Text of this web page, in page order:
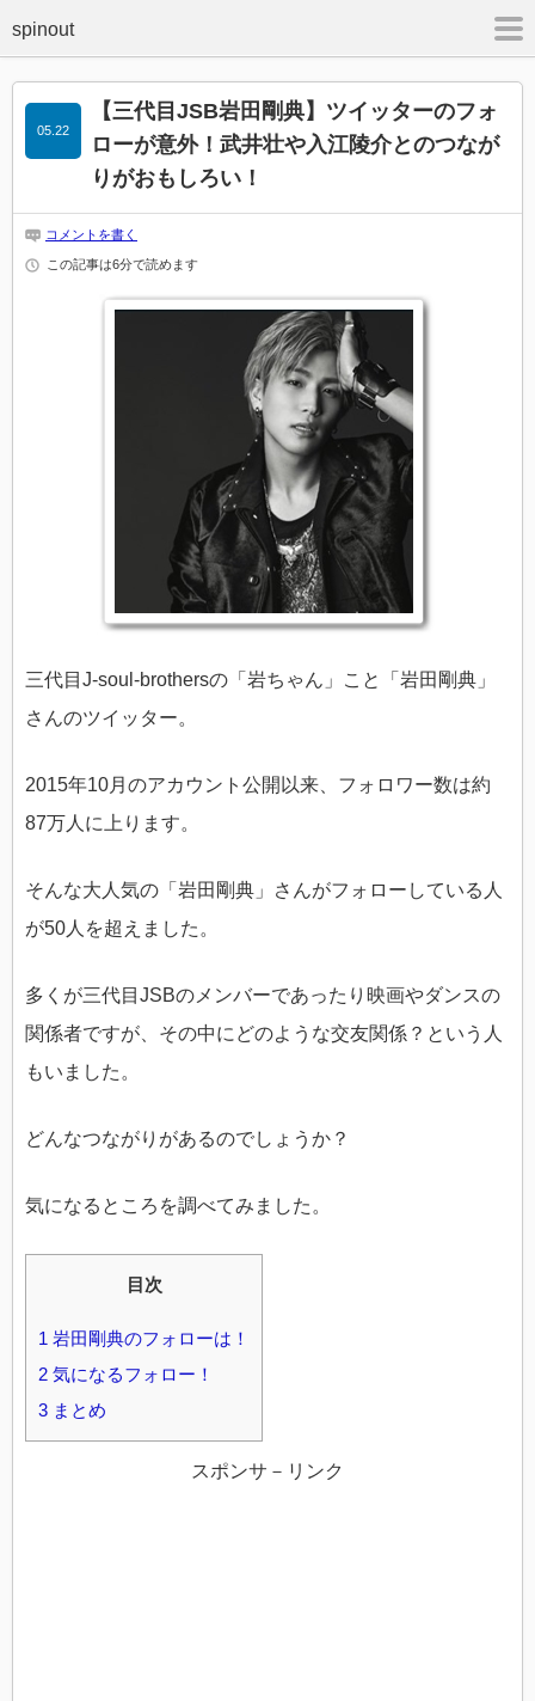
【三代目JSB岩田剛典】ツイッターのフォ
ローが意外！武井壮や入江陵介とのつなが
りがおもしろい！
05.22
コメントを書く
この記事は6分で読めます
三代目J-soul-brothersの「岩ちゃん」こと「岩田剛典」
さんのツイッター。
2015年10月のアカウント公開以来、フォロワー数は約
87万人に上ります。
そんな大人気の「岩田剛典」さんがフォローしている人
が50人を超えました。
多くが三代目JSBのメンバーであったり映画やダンスの
関係者ですが、その中にどのような交友関係？という人
もいました。
どんなつながりがあるのでしょうか？
気になるところを調べてみました。
目次
1 岩田剛典のフォローは！
2 気になるフォロー！
3 まとめ
スポンサ－リンク